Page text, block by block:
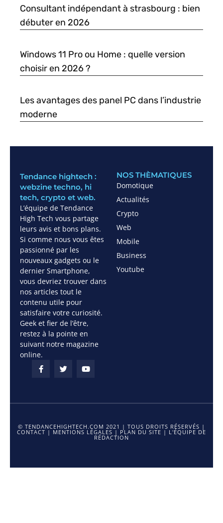
Consultant indépendant à strasbourg : bien
débuter en 2026
Windows 11 Pro ou Home : quelle version
choisir en 2026 ?
Les avantages des panel PC dans l’industrie
moderne
Tendance hightech :
webzine techno, hi
tech, crypto et web.
L’équipe de Tendance
High Tech vous partage
leurs avis et bons plans.
Si comme nous vous êtes
passionné par les
nouveaux gadgets ou le
dernier Smartphone,
vous devriez trouver dans
nos articles tout le
contenu utile pour
satisfaire votre curiosité.
Geek et fier de l’être,
restez à la pointe en
suivant notre magazine
online.
NOS THÈMATIQUES
Domotique
Actualités
Crypto
Web
Mobile
Business
Youtube
© TENDANCEHIGHTECH.COM 2021 | TOUS DROITS RÉSERVÉS |
CONTACT | MENTIONS LÉGALES | PLAN DU SITE | L'ÉQUIPE DE
RÉDACTION